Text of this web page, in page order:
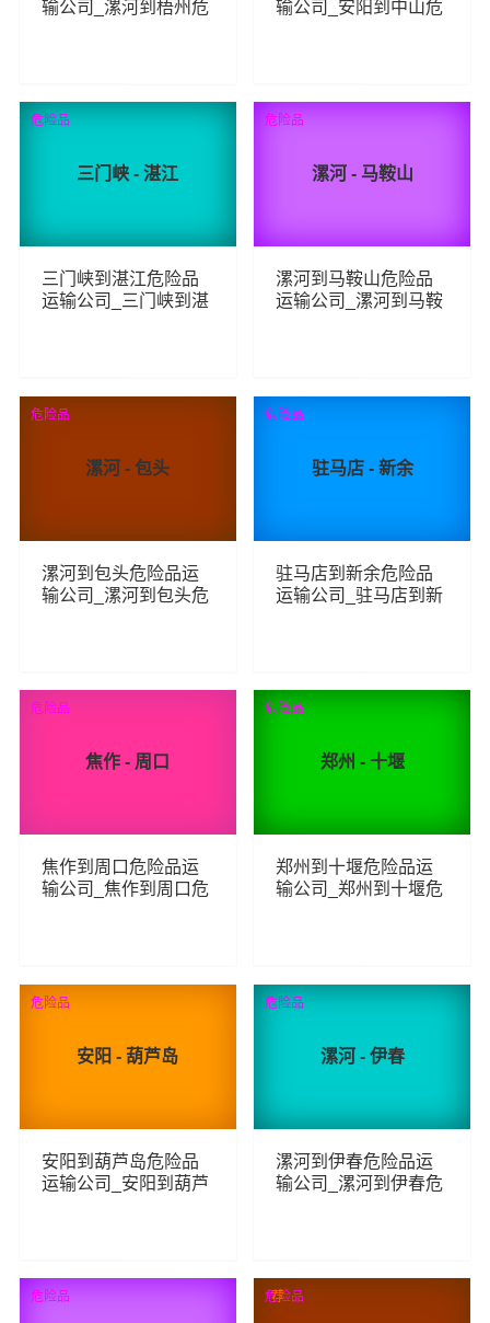
输公司_漯河到梧州危
72 查看详细
输公司_安阳到中山危
114 查看详细
三门峡 - 湛江
三门峡到湛江危险品
运输公司_三门峡到湛
63 查看详细
危险品
漯河 - 马鞍山
漯河到马鞍山危险品
运输公司_漯河到马鞍
68 查看详细
危险品
漯河 - 包头
漯河到包头危险品运
输公司_漯河到包头危
65 查看详细
危险品
驻马店 - 新余
驻马店到新余危险品
运输公司_驻马店到新
66 查看详细
危险品
焦作 - 周口
焦作到周口危险品运
输公司_焦作到周口危
87 查看详细
危险品
郑州 - 十堰
郑州到十堰危险品运
输公司_郑州到十堰危
66 查看详细
危险品
安阳 - 葫芦岛
安阳到葫芦岛危险品
运输公司_安阳到葫芦
68 查看详细
危险品
漯河 - 伊春
漯河到伊春危险品运
输公司_漯河到伊春危
85 查看详细
危险品
危险品 危险品
荐